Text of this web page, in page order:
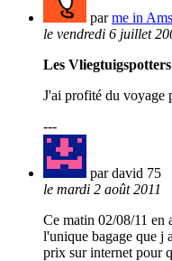
parme in
le vendredi 6 juillet
Les
J'ai profité du voyage
---
par david 75
le mardi 2 août 2011
Ce matin 02/08/11 en
l'unique bagage que j
prix sur internet pour